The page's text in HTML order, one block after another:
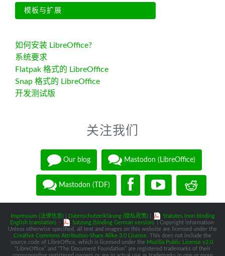
模板与扩展
如何安装 LibreOffice?
系统要求
Flatpak 格式的 LibreOffice
Snap 格式的 LibreOffice
开发测试版
关注我们
Our blog Mastodon (LibreOffice)
Mastodon (TDF)
Impressum (法律信息)| Datenschutzerklärung (隐私政策)|
Statutes (non-binding
English translation) - Satzung (binding German version)
| Copyright information:
Unless otherwise specified, all text and images on this website are licensed under the
Creative Commons Attribution-Share Alike 3.0 License . This does not include the
source code of LibreOffice, which is licensed under the Mozilla Public License v2.0
“LibreOffice” and “The Document Foundation” are registered trademarks of their